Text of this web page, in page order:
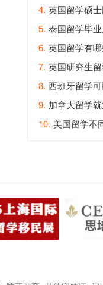
4. 英国留学硕
5. 泰国留学毕
6. 英国留学有
7. 英国研究生
8. 西班牙留学
9. 加拿大留学
10. 美国留学不